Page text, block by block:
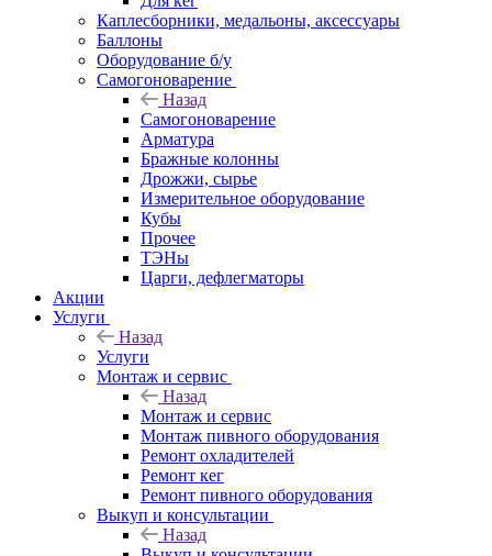
Каплесборники, медальоны, аксессуары
Баллоны
Оборудование б/у
Самогоноварение
Назад
Самогоноварение
Арматура
Бражные колонны
Дрожжи, сырье
Измерительное оборудование
Кубы
Прочее
ТЭНы
Царги, дефлегматоры
Акции
Услуги
Назад
Услуги
Монтаж и сервис
Назад
Монтаж и сервис
Монтаж пивного оборудования
Ремонт охладителей
Ремонт кег
Ремонт пивного оборудования
Выкуп и консультации
Назад